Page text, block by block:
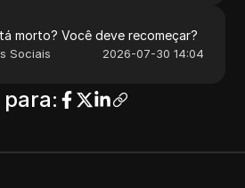
morto? Você deve recomeçar?
Sociais 2026-07-30 14:04
: